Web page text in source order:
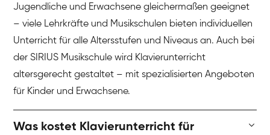
Jugendliche und Erwachsene gleichermaßen geeignet
– viele Lehrkräfte und Musikschulen bieten individuellen
Unterricht für alle Altersstufen und Niveaus an. Auch bei
der SIRIUS Musikschule wird Klavierunterricht
altersgerecht gestaltet – mit spezialisierten Angeboten
für Kinder und Erwachsene.
Was kostet Klavierunterricht für